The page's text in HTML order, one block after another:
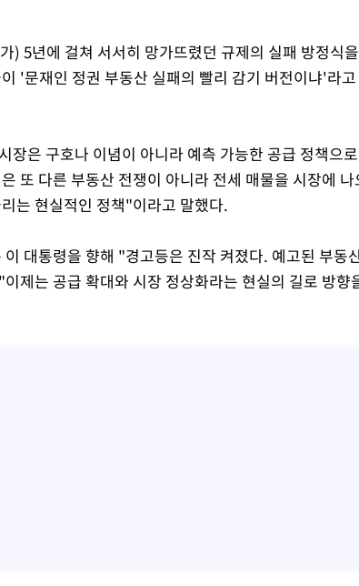
) 5년에 걸쳐 서서히 망가뜨렸던 규제의 실패 방정식
'문재인 정권 부동산 실패의 빨리 감기 버전이냐'라
장은 구호나 이념이 아니라 예측 가능한 공급 정책으
또 다른 부동산 전쟁이 아니라 전세 매물을 시장에
는 현실적인 정책"이라고 말했다.
대통령을 향해 "경고등은 진작 켜졌다. 예고된 부동
제는 공급 확대와 시장 정상화라는 현실의 길로 방